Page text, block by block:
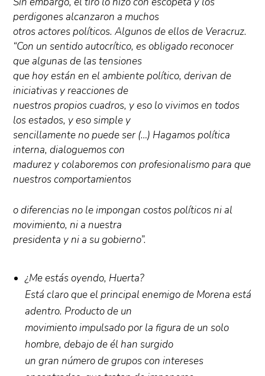
perdigones alcanzaron a muchos
otros actores políticos. Algunos de ellos de Veracruz.
“Con un sentido autocrítico, es obligado reconocer
que algunas de las tensiones
que hoy están en el ambiente político, derivan de
iniciativas y reacciones de
nuestros propios cuadros, y eso lo vivimos en todos
los estados, y eso simple y
sencillamente no puede ser (…) Hagamos política
interna, dialoguemos con
madurez y colaboremos con profesionalismo para que
nuestros comportamientos
o diferencias no le impongan costos políticos ni al
movimiento, ni a nuestra
presidenta y ni a su gobierno”.
¿Me estás oyendo, Huerta?
Está claro que el principal enemigo de Morena está
adentro. Producto de un
movimiento impulsado por la figura de un solo
hombre, debajo de él han surgido
un gran número de grupos con intereses